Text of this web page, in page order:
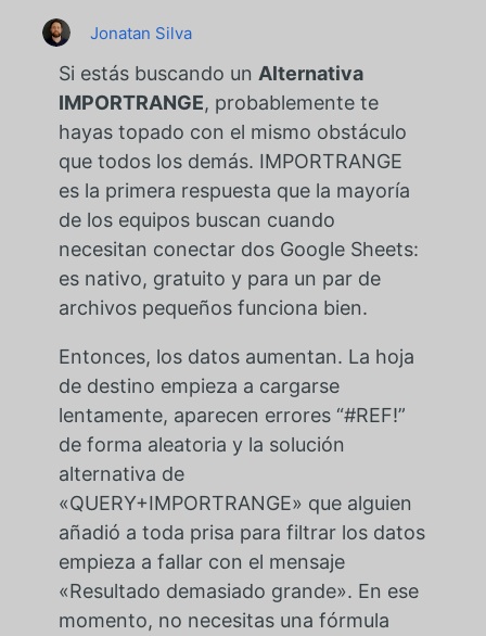
Jonatan Silva
Si estás buscando un Alternativa
IMPORTRANGE, probablemente te
hayas topado con el mismo obstáculo
que todos los demás. IMPORTRANGE
es la primera respuesta que la mayoría
de los equipos buscan cuando
necesitan conectar dos Google Sheets:
es nativo, gratuito y para un par de
archivos pequeños funciona bien.
Entonces, los datos aumentan. La hoja
de destino empieza a cargarse
lentamente, aparecen errores “#REF!”
de forma aleatoria y la solución
alternativa de
«QUERY+IMPORTRANGE» que alguien
añadió a toda prisa para filtrar los datos
empieza a fallar con el mensaje
«Resultado demasiado grande». En ese
momento, no necesitas una fórmula